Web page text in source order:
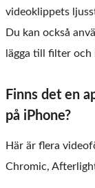
videoklippets
Du kan också
lägga till filter och
Finns det en
på iPhone?
Här är flera
Chromic,